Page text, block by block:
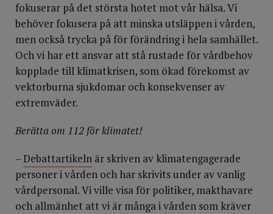
fokuserar på det största hotet mot vår hälsa. Vi
behöver fokusera på att minska utsläppen i vården,
men också trycka på för förändring i hela samhället.
Och vi har ett ansvar att stå rustade för vårdbehov
kopplade till klimatkrisen, som ökad förekomst av
vektorburna sjukdomar och konsekvenser av
extremväder.
Berätta om 112 för klimatet!
–Debattartikeln är skriven av klimatengagerade
personer i vården och har skrivits under av vanlig
vårdpersonal. Vi ville visa för politiker, makthavare
och allmänhet att vi är många i vården som kräver